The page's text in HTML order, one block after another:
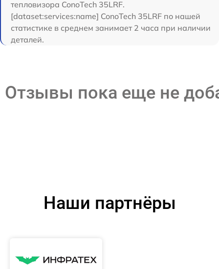
тепловизора ConoTech 35LRF.
[dataset:services:name] ConoTech 35LRF по нашей
статистике в среднем занимает 2 часа при наличии
деталей.
Отзывы пока еще не
Наши партнёры